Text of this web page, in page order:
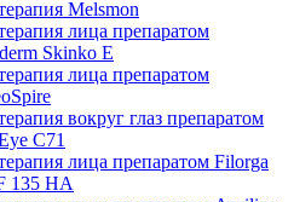
Melsmon
лица препаратом
Skinko E
лица препаратом
вокруг глаз препаратом
С71
лица препаратом Filorga
135 HA